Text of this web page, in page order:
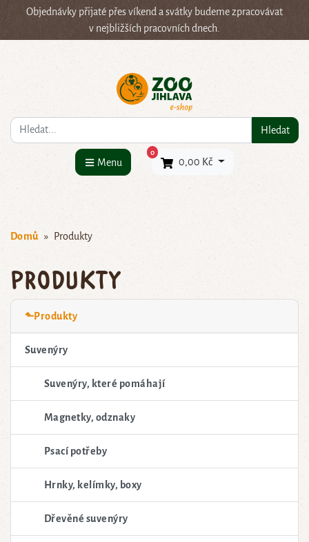
Objednávky přijaté přes víkend a svátky budeme zpracovávat
v nejbližších pracovních dnech.
Co hledáte? Hledat
Menu
0×
0,00 Kč
Domů Produkty
Produkty
⬑Produkty
Suvenýry
Suvenýry, které pomáhají
Magnetky, odznaky
Psací potřeby
Hrnky, kelímky, boxy
Dřevěné suvenýry